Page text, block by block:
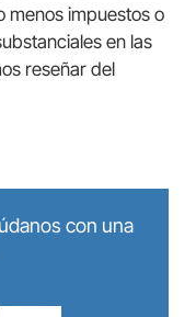
menos impuestos o
en las
reseñar del
con una